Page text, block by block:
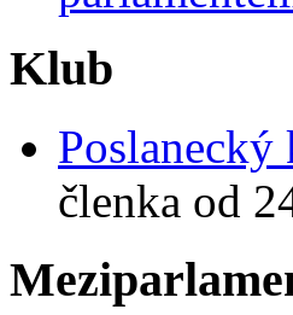
Klub
Poslanecký
členka od